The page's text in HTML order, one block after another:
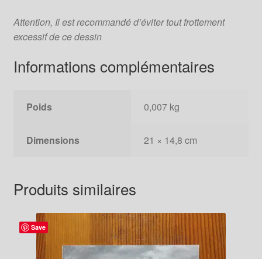
Attention, Il est recommandé d’éviter tout frottement
excessif de ce dessin
Informations complémentaires
Poids 0,007 kg
Dimensions 21 × 14,8 cm
Produits similaires
Save